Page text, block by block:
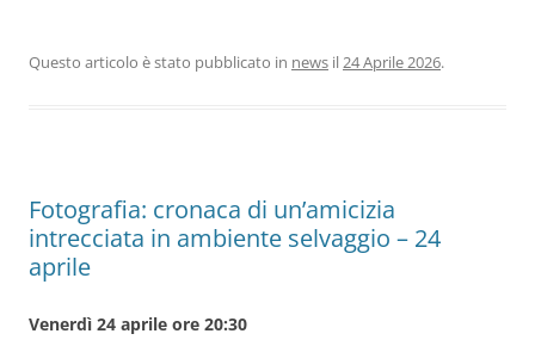
Questo articolo è stato pubblicato in news il24 Aprile 2026.
Fotografia: cronaca di un’amicizia
intrecciata in ambiente selvaggio – 24
aprile
Venerdì 24 aprile ore 20:30